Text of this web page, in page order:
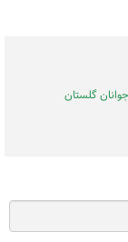
گلستان